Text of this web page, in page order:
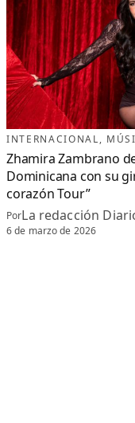
INTERNACIONAL,
Zhamira Zambrano
Dominicana con su
corazón Tour”
PorLa redacción
6 de marzo de 2026